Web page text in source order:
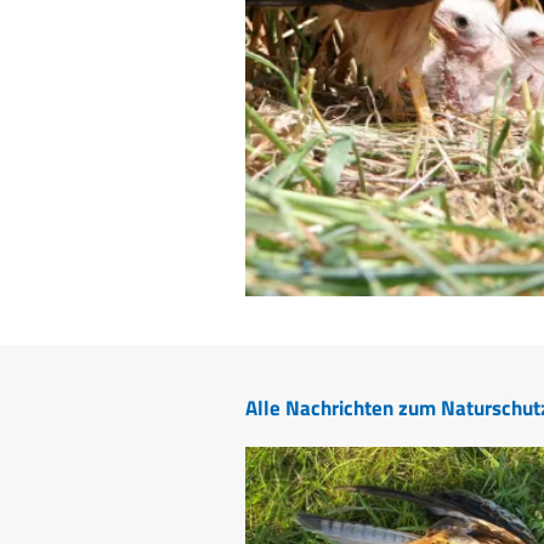
Alle Nachrichten zum